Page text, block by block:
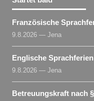
Französische
9.8.2026 — Jena
Englische
9.8.2026 — Jena
Betreuungskraft nach